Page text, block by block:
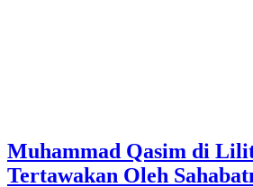
Muhammad Qasim di
Tertawakan Oleh